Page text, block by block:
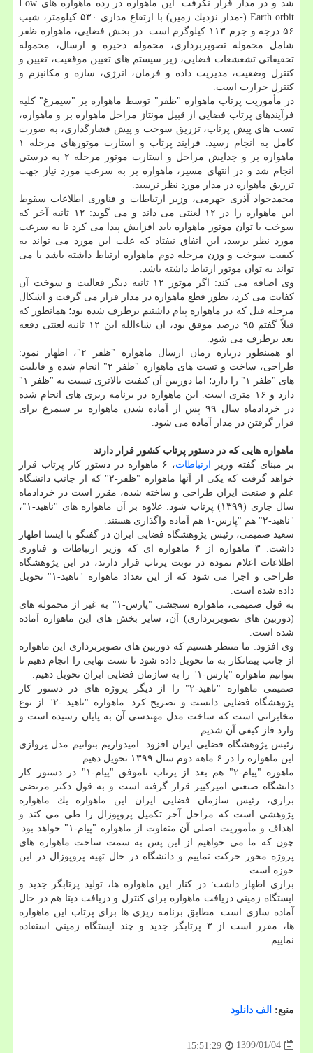
شد و در مدار قرار نگرفت. این ماهواره در رده ماهواره های Low
Earth orbit (-مدار نزدیك زمین) با ارتفاع مداری ۵۳۰ كیلومتر، شیب
۵۶ درجه و جرم ۱۱۳ كیلوگرم است. در بخش فضایی، ماهواره ظفر
شامل محموله تصویربرداری، محموله ذخیره و ارسال، محموله
تحقیقاتی تشعشعات فضایی، زیر سیستم های تعیین موقعیت، تعیین و
كنترل وضعیت، مدیریت داده و فرمان، انرژی، سازه و مكانیزم و
كنترل حرارت است.
در مأموریت پرتاب ماهواره "ظفر" توسط ماهواره بر "سیمرغ" كلیه
فرآیندهای پرتاب فضایی از قبیل مونتاژ مراحل ماهواره بر و ماهواره،
تست های پیش پرتاب، تزریق سوخت و پیش فشارگذاری، به صورت
كامل به انجام رسید. فرایند پرتاب و استارت موتورهای مرحله ۱
ماهواره بر و جدایش مراحل و استارت موتور مرحله ۲ به درستی
انجام شد و در انتهای مسیر، ماهواره بر به سرعتِ مورد نیاز جهت
تزریق ماهواره در مدار مورد نظر نرسید.
محمدجواد آذری جهرمی، وزیر ارتباطات و فناوری اطلاعات سقوط
این ماهواره را در ۱۲ لعنتی می داند و می گوید: ۱۲ ثانیه آخر كه
سوخت یا توان موتور ماهواره باید افزایش پیدا می كرد تا به سرعت
مورد نظر برسد، این اتفاق نیفتاد كه علت این مورد می تواند به
كیفیت سوخت و وزن مرحله دوم ماهواره ارتباط داشته باشد یا می
تواند به توان موتور ارتباط داشته باشد.
وی اضافه می كند: اگر موتور ۱۲ ثانیه دیگر فعالیت و سوخت آن
كفایت می كرد، بطور قطع ماهواره در مدار قرار می گرفت و اشكال
مرحله قبل كه در ماهواره پیام داشتیم برطرف شده بود؛ همانطور كه
قبلاً گفتم ۹۵ درصد موفق بود، ان شاءالله این ۱۲ ثانیه لعنتی دفعه
بعد برطرف می شود.
او همینطور درباره زمان ارسال ماهواره "ظفر ۲"، اظهار نمود:
طراحی، ساخت و تست های ماهواره "ظفر ۲" انجام شده و قابلیت
های "ظفر ۱" را دارد؛ اما دوربین آن كیفیت بالاتری نسبت به "ظفر ۱"
دارد و ۱۶ متری است. این ماهواره در برنامه ریزی های انجام شده
در خردادماه سال ۹۹ پس از آماده شدن ماهواره بر سیمرغ برای
قرار گرفتن در مدار آماده می شود.
ماهواره هایی كه در دستور پرتاب كشور قرار دارند
بر مبنای گفته وزیر
ارتباطات
، ۶ ماهواره در دستور كار پرتاب قرار
خواهد گرفت كه یكی از آنها ماهواره "ظفر-۲" كه از جانب دانشگاه
علم و صنعت ایران طراحی و ساخته شده، مقرر است در خردادماه
سال جاری (۱۳۹۹) پرتاب شود. علاوه بر آن ماهواره های "ناهید-۱"،
"ناهید-۲" هم "پارس-۱ هم آماده واگذاری هستند.
سعید صمیمی، رئیس پژوهشگاه فضایی ایران در گفتگو با ایسنا اظهار
داشت: ۳ ماهواره از ۶ ماهواره ای كه وزیر ارتباطات و فناوری
اطلاعات اعلام نموده در نوبت پرتاب قرار دارند، در این پژوهشگاه
طراحی و اجرا می شود كه از این تعداد ماهواره "ناهید-۱" تحویل
داده شده است.
به قول صمیمی، ماهواره سنجشی "پارس-۱" به غیر از محموله های
(دوربین های تصویربرداری) آن، سایر بخش های این ماهواره آماده
شده است.
وی افزود: ما منتظر هستیم كه دوربین های تصویربرداری این ماهواره
از جانب پیمانكار به ما تحویل داده شود تا تست نهایی را انجام دهیم تا
بتوانیم ماهواره "پارس-۱" را به سازمان فضایی ایران تحویل دهیم.
صمیمی ماهواره "ناهید-۲" را از دیگر پروژه های در دستور كار
پژوهشگاه فضایی دانست و تصریح كرد: ماهواره "ناهید -۲" از نوع
مخابراتی است كه ساخت مدل مهندسی آن به پایان رسیده است و
وارد فاز كیفی آن شدیم.
رئیس پژوهشگاه فضایی ایران افزود: امیدواریم بتوانیم مدل پروازی
این ماهواره را در ۶ ماهه دوم سال ۱۳۹۹ تحویل دهیم.
ماهوره "پیام-۲" هم بعد از پرتاب ناموفق "پیام-۱" در دستور كار
دانشگاه صنعتی امیركبیر قرار گرفته است و به قول دكتر مرتضی
براری، رئیس سازمان فضایی ایران این ماهواره یك ماهواره
پژوهشی است كه مراحل آخر تكمیل پروپوزال را طی می كند و
اهداف و مأموریت اصلی آن متفاوت از ماهواره "پیام-۱" خواهد بود.
چون كه ما می خواهیم از این پس به سمت ساخت ماهواره های
پروژه محور حركت نماییم و دانشگاه در حال تهیه پروپوزال در این
حوزه است.
براری اظهار داشت: در كنار این ماهواره ها، تولید پرتابگر جدید و
ایستگاه زمینی دریافت ماهواره برای كنترل و دریافت دیتا هم در حال
آماده سازی است. مطابق برنامه ریزی ها برای پرتاب این ماهواره
ها، مقرر است از ۳ پرتابگر جدید و چند ایستگاه زمینی استفاده
نماییم.
منبع: الف دانلود
1399/01/04
15:51:29